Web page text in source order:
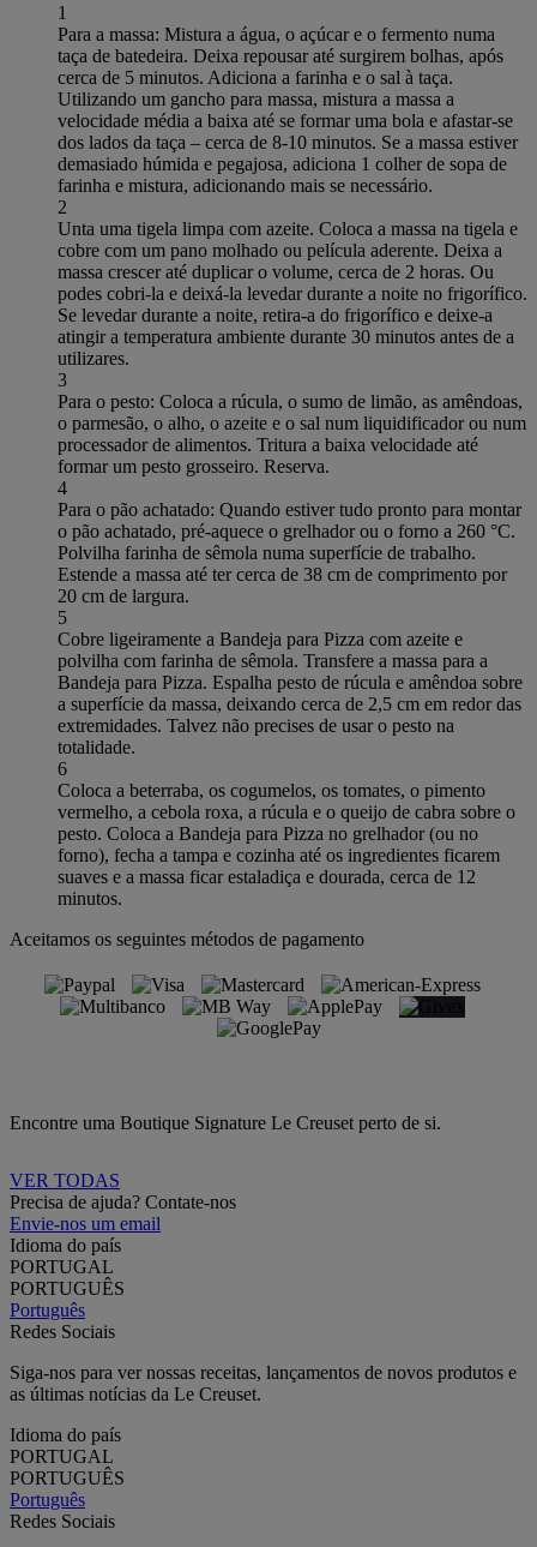
1
Para a massa: Mistura a água, o açúcar e o fermento numa
taça de batedeira. Deixa repousar até surgirem bolhas, após
cerca de 5 minutos. Adiciona a farinha e o sal à taça.
Utilizando um gancho para massa, mistura a massa a
velocidade média a baixa até se formar uma bola e afastar-se
dos lados da taça – cerca de 8-10 minutos. Se a massa estiver
demasiado húmida e pegajosa, adiciona 1 colher de sopa de
farinha e mistura, adicionando mais se necessário.
2
Unta uma tigela limpa com azeite. Coloca a massa na tigela e
cobre com um pano molhado ou película aderente. Deixa a
massa crescer até duplicar o volume, cerca de 2 horas. Ou
podes cobri-la e deixá-la levedar durante a noite no frigorífico.
Se levedar durante a noite, retira-a do frigorífico e deixe-a
atingir a temperatura ambiente durante 30 minutos antes de a
utilizares.
3
Para o pesto: Coloca a rúcula, o sumo de limão, as amêndoas,
o parmesão, o alho, o azeite e o sal num liquidificador ou num
processador de alimentos. Tritura a baixa velocidade até
formar um pesto grosseiro. Reserva.
4
Para o pão achatado: Quando estiver tudo pronto para montar
o pão achatado, pré-aquece o grelhador ou o forno a 260 °C.
Polvilha farinha de sêmola numa superfície de trabalho.
Estende a massa até ter cerca de 38 cm de comprimento por
20 cm de largura.
5
Cobre ligeiramente a Bandeja para Pizza com azeite e
polvilha com farinha de sêmola. Transfere a massa para a
Bandeja para Pizza. Espalha pesto de rúcula e amêndoa sobre
a superfície da massa, deixando cerca de 2,5 cm em redor das
extremidades. Talvez não precises de usar o pesto na
totalidade.
6
Coloca a beterraba, os cogumelos, os tomates, o pimento
vermelho, a cebola roxa, a rúcula e o queijo de cabra sobre o
pesto. Coloca a Bandeja para Pizza no grelhador (ou no
forno), fecha a tampa e cozinha até os ingredientes ficarem
suaves e a massa ficar estaladiça e dourada, cerca de 12
minutos.
Aceitamos os seguintes métodos de pagamento
Encontre uma Boutique Signature Le Creuset perto de si.
VER TODAS
Precisa de ajuda? Contate-nos
Envie-nos um email
Idioma do país
PORTUGAL
PORTUGUÊS
Português
Redes Sociais
Siga-nos para ver nossas receitas, lançamentos de novos produtos e
as últimas notícias da Le Creuset.
Idioma do país
PORTUGAL
PORTUGUÊS
Português
Redes Sociais